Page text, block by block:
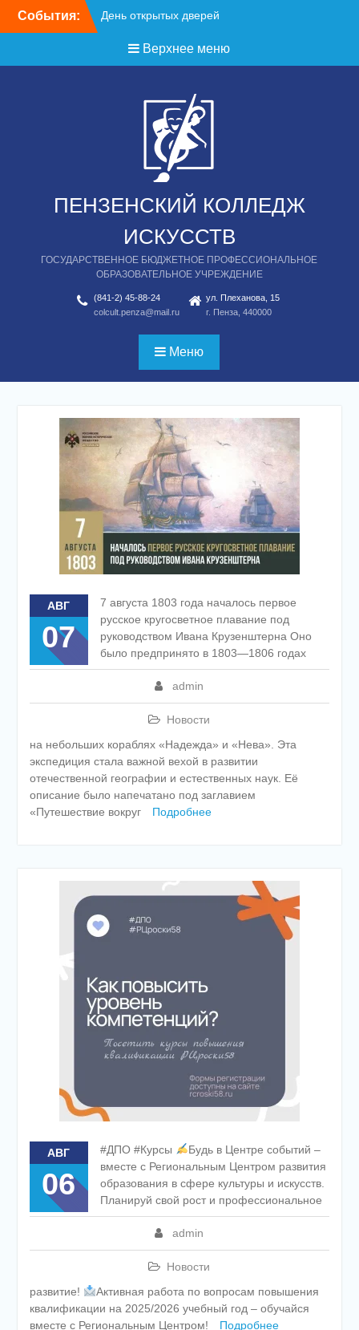
События: День открытых дверей
Верхнее меню
ПЕНЗЕНСКИЙ КОЛЛЕДЖ
ИСКУССТВ
ГОСУДАРСТВЕННОЕ БЮДЖЕТНОЕ ПРОФЕССИОНАЛЬНОЕ
ОБРАЗОВАТЕЛЬНОЕ УЧРЕЖДЕНИЕ
(841-2) 45-88-24
colcult.penza@mail.ru
ул. Плеханова, 15
г. Пенза, 440000
Меню
АВГ
07
admin
Новости
7 августа 1803 года началось первое
русское кругосветное плавание под
руководством Ивана Крузенштерна Оно
было предпринято в 1803—1806 годах
на небольших кораблях «Надежда» и «Нева». Эта
экспедиция стала важной вехой в развитии
отечественной географии и естественных наук. Её
описание было напечатано под заглавием
«Путешествие вокруг
Подробнее
АВГ
06
admin
Новости
#ДПО #Курсы
Будь в Центре событий –
вместе с Региональным Центром развития
образования в сфере культуры и искусств.
Планируй свой рост и профессиональное
развитие!
Активная работа по вопросам повышения
квалификации на 2025/2026 учебный год – обучайся
вместе с Региональным Центром!
Подробнее